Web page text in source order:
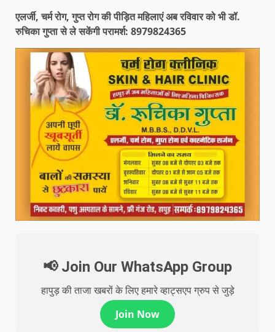
एलर्जी, चर्म रोग, गुप्त रोग की पीड़ित महिलाएं अब रविवार को भी डॉ.
रुचिका गुप्ता से ले सकेंगी परामर्श: 8979824365
📢 Join Our WhatsApp Group
हापुड़ की ताजा खबरों के लिए हमारे व्हाट्सएप ग्रुप से जुड़े
Join Now